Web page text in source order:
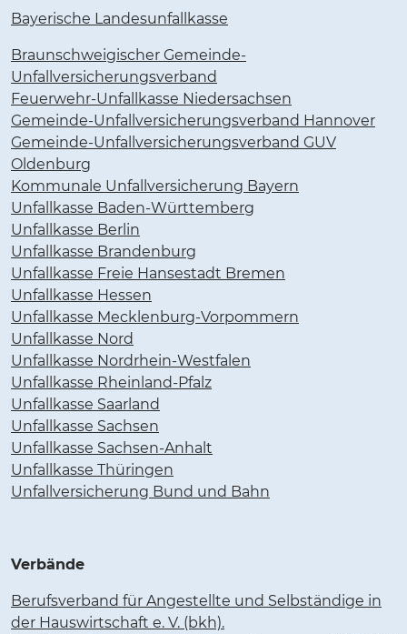
Bayerische Landesunfallkasse
Braunschweigischer Gemeinde-
Unfallversicherungsverband
Feuerwehr-Unfallkasse Niedersachsen
Gemeinde-Unfallversicherungsverband Hannover
Gemeinde-Unfallversicherungsverband GUV
Oldenburg
Kommunale Unfallversicherung Bayern
Unfallkasse Baden-Württemberg
Unfallkasse Berlin
Unfallkasse Brandenburg
Unfallkasse Freie Hansestadt Bremen
Unfallkasse Hessen
Unfallkasse Mecklenburg-Vorpommern
Unfallkasse Nord
Unfallkasse Nordrhein-Westfalen
Unfallkasse Rheinland-Pfalz
Unfallkasse Saarland
Unfallkasse Sachsen
Unfallkasse Sachsen-Anhalt
Unfallkasse Thüringen
Unfallversicherung Bund und Bahn
Verbände
Berufsverband für Angestellte und Selbständige in
der Hauswirtschaft e. V. (bkh).